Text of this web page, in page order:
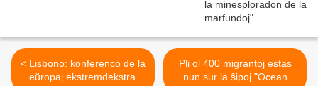
< Lisbono: konferenco de la
eŭropaj ekstremdekstraj
Pli ol 400 migrantoj estas
nun sur la ŝipoj "Ocean